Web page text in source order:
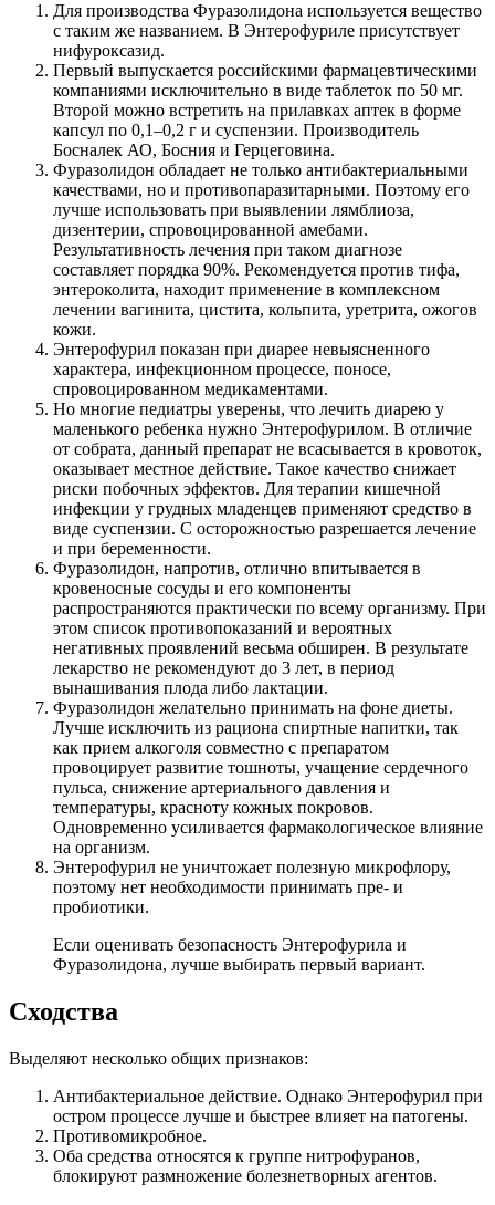
Для производства Фуразолидона используется вещество
с таким же названием. В Энтерофуриле присутствует
нифуроксазид.
Первый выпускается российскими фармацевтическими
компаниями исключительно в виде таблеток по 50 мг.
Второй можно встретить на прилавках аптек в форме
капсул по 0,1–0,2 г и суспензии. Производитель
Босналек АО, Босния и Герцеговина.
Фуразолидон обладает не только антибактериальными
качествами, но и противопаразитарными. Поэтому его
лучше использовать при выявлении лямблиоза,
дизентерии, спровоцированной амебами.
Результативность лечения при таком диагнозе
составляет порядка 90%. Рекомендуется против тифа,
энтероколита, находит применение в комплексном
лечении вагинита, цистита, кольпита, уретрита, ожогов
кожи.
Энтерофурил показан при диарее невыясненного
характера, инфекционном процессе, поносе,
спровоцированном медикаментами.
Но многие педиатры уверены, что лечить диарею у
маленького ребенка нужно Энтерофурилом. В отличие
от собрата, данный препарат не всасывается в кровоток,
оказывает местное действие. Такое качество снижает
риски побочных эффектов. Для терапии кишечной
инфекции у грудных младенцев применяют средство в
виде суспензии. С осторожностью разрешается лечение
и при беременности.
Фуразолидон, напротив, отлично впитывается в
кровеносные сосуды и его компоненты
распространяются практически по всему организму. При
этом список противопоказаний и вероятных
негативных проявлений весьма обширен. В результате
лекарство не рекомендуют до 3 лет, в период
вынашивания плода либо лактации.
Фуразолидон желательно принимать на фоне диеты.
Лучше исключить из рациона спиртные напитки, так
как прием алкоголя совместно с препаратом
провоцирует развитие тошноты, учащение сердечного
пульса, снижение артериального давления и
температуры, красноту кожных покровов.
Одновременно усиливается фармакологическое влияние
на организм.
Энтерофурил не уничтожает полезную микрофлору,
поэтому нет необходимости принимать пре- и
пробиотики.
Если оценивать безопасность Энтерофурила и
Фуразолидона, лучше выбирать первый вариант.
Сходства
Выделяют несколько общих признаков:
Антибактериальное действие. Однако Энтерофурил при
остром процессе лучше и быстрее влияет на патогены.
Противомикробное.
Оба средства относятся к группе нитрофуранов,
блокируют размножение болезнетворных агентов.